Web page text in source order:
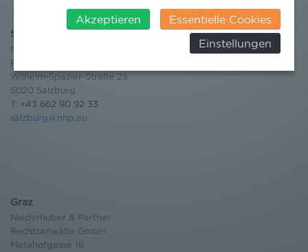
Salzburg
Niederhuber & Partner
Rechtsanwälte GmbH
Wilhelm-Spazier-Straße 2a
5020 Salzburg
T: +43 662 90 92 33
salzburg@nhp.eu
Graz
Niederhuber & Partner
Rechtsanwälte GmbH
Metahofgasse 16
insbesondere das Risiko, dass ihre Daten durch US-
Behörden, zu Kontroll- und zu
Überwachungszwecken, verarbeitet werden und
werden können. Zudem finden Sie am
Bildschirmrand ein Cookie-Icon wo Sie jederzeit Ihre
Einwilligung widerrufen und Widerspruch ausüben.
Weitere Infomationen finden Sie hier:
Akzeptieren
Essentielle Cookies
Einstellungen